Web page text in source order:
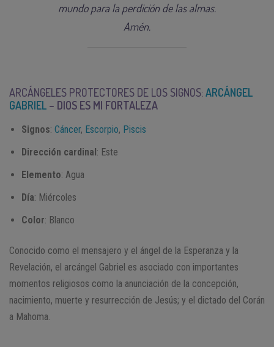
mundo para la perdición de las almas.
Amén.
ARCÁNGELES PROTECTORES DE LOS SIGNOS:ARCÁNGEL
GABRIEL – DIOS ES MI FORTALEZA
Signos: Cáncer, Escorpio, Piscis
Dirección cardinal: Este
Elemento: Agua
Día: Miércoles
Color: Blanco
Conocido como el mensajero y el ángel de la Esperanza y la
Revelación, el arcángel Gabriel es asociado con importantes
momentos religiosos como la anunciación de la concepción,
nacimiento, muerte y resurrección de Jesús; y el dictado del Corán
a Mahoma.